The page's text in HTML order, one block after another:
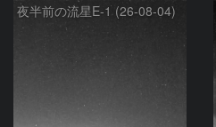
夜半前の流星E-1 (26-08-04)